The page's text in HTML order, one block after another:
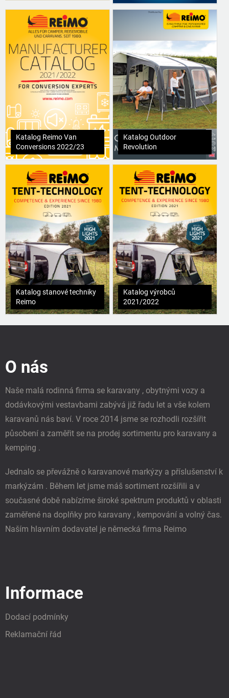
Katalog Reimo Van
Conversions 2022/23
Katalog Outdoor
Revolution
Katalog stanové techniky
Reimo
Katalog výrobců
2021/2022
O nás
Naše malá rodinná firma se karavany , obytnými vozy a
dodávkovými vestavbami zabývá již řadu let a vše kolem
karavanů nás baví. V roce 2014 jsme se rozhodli rozšířit
působení a zaměřit se na prodej sortimentu pro karavany a
kemping .
Jednalo se převážně o karavanové markýzy a příslušenství k
markýzám . Během let jsme máš sortiment rozšířili a v
současné době nabízíme široké spektrum produktů v oblasti
zaměřené na doplňky pro karavany , kempování a volný čas.
Naším hlavním dodavatel je německá firma Reimo
Informace
Dodací podmínky
Reklamační řád